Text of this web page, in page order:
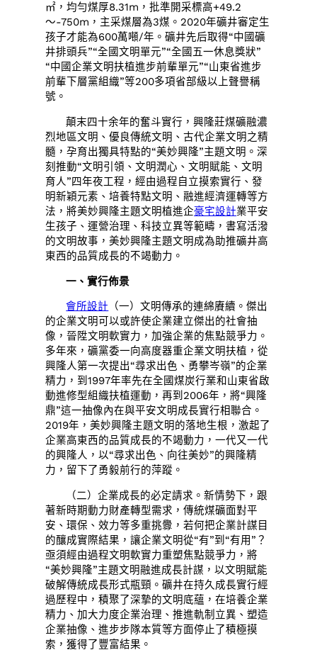
㎡，均勻煤厚8.31m，批準開采標高+49.2
～-750m，主采煤層為3煤。2020年礦井審定生
孩子才能為600萬噸/年。礦井先后取得“中國礦
井排頭兵”“全國文明單元”“全國五一休息獎狀”
“中國企業文明扶植進步前輩單元”“山東省進步
前輩下層黨組織”等200多項省部級以上聲譽稱
號。
顛末四十余年的奮斗實行，興隆莊煤礦融濃
烈地區文明、優良傳統文明、古代企業文明之精
髓，孕育出獨具特點的“美妙興隆”主題文明。深
刻推動“文明引領、文明潤心、文明賦能、文明
育人”四年夜工程，經由過程自立摸索實行、發
明新穎元素、培養特點文明、融進經濟運轉等方
法，將美妙興隆主題文明植進企豪宅設計業平安
生孩子、運營治理、科技立異等範疇，書寫活潑
的文明故事，美妙興隆主題文明成為助推礦井高
東西的品質成長的不竭動力。
一、實行佈景
會所設計 （一）文明傳承的連綿賡續。傑出
的企業文明可以或許使企業建立傑出的社會抽
像，晉陞文明軟實力，加強企業的焦點競爭力。
多年來，礦黨委一向高度器重企業文明扶植，從
興隆人第一次提出“尋求出色、勇攀岑嶺”的企業
精力，到1997年率先在全國煤炭行業和山東省啟
動進修型組織扶植運動，再到2006年，將“興隆
鼎”這一抽像內在與平安文明成長實行相聯合。
2019年，美妙興隆主題文明的落地生根，激起了
企業高東西的品質成長的不竭動力，一代又一代
的興隆人，以“尋求出色、向往美妙”的興隆精
力，留下了勇毅前行的萍蹤。
（二）企業成長的必定請求。新情勢下，跟
著新時期動力財產轉型需求，傳統煤礦面對平
安、環保、效力等多重挑釁，若何把企業計謀目
的釀成實際結果，讓企業文明從“有”到“有用”？
亟須經由過程文明軟實力重塑焦點競爭力，將
“美妙興隆”主題文明融進成長計謀，以文明賦能
破解傳統成長形式瓶頸。礦井在持久成長實行經
過歷程中，積聚了深摯的文明底蘊，在培養企業
精力、加大力度企業治理、推進軌制立異、塑造
企業抽像、進步步隊本質等方面停止了積極摸
索，獲得了豐富結果。